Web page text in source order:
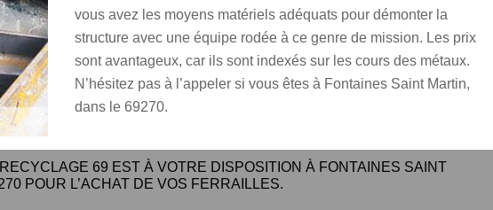
vous avez les moyens matériels adéquats pour démonter la
structure avec une équipe rodée à ce genre de mission. Les prix
sont avantageux, car ils sont indexés sur les cours des métaux.
N’hésitez pas à l’appeler si vous êtes à Fontaines Saint Martin,
dans le 69270.
69 EST À VOTRE DISPOSITION À FONTAINES SAINT
POUR L’ACHAT DE VOS FERRAILLES.